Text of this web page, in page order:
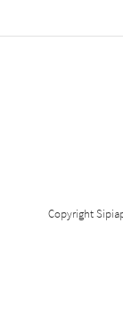
Copyright